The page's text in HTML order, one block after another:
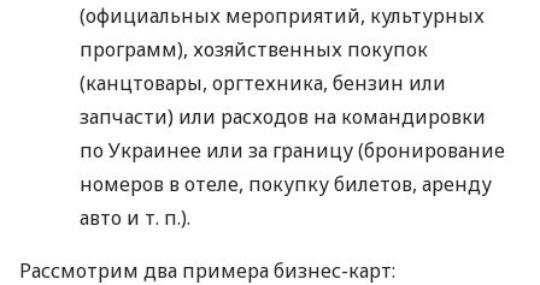
(официальных мероприятий, культурных
программ), хозяйственных покупок
(канцтовары, оргтехника, бензин или
запчасти) или расходов на командировки
по Украинее или за границу (бронирование
номеров в отеле, покупку билетов, аренду
авто и т. п.).
Рассмотрим два примера бизнес-карт: